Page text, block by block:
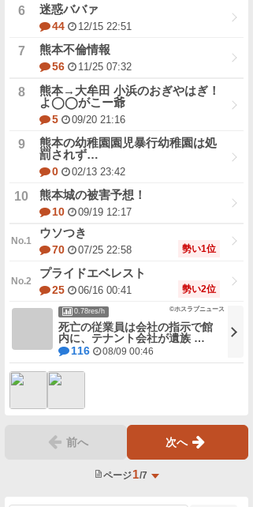
迷惑ババァ
44 12/15 22:51
熊本不倫情報
56 11/25 07:32
熊本→大牟田 小浜のおぎやはぎ！
よ◯◯がこー爺
5 09/20 21:16
熊本の幼稚園園児暴行幼稚園は処
罰されず…
0 02/13 23:42
熊本城の被害予想！
10 09/19 12:17
ウソつき
70 07/25 22:58 勢い1位
プライドエベレスト
25 06/16 00:41 勢い2位
死亡の従業員は会社の指示で館
内に、テナント会社が遺族 …
116 08/09 00:46
0.78res/h ©ホスラブニュース
前へ 次へ
ページ1 /7